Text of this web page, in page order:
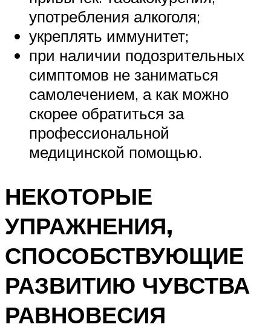
употребления алкоголя;
укреплять иммунитет;
при наличии подозрительных
симптомов не заниматься
самолечением, а как можно
скорее обратиться за
профессиональной
медицинской помощью.
НЕКОТОРЫЕ
УПРАЖНЕНИЯ,
СПОСОБСТВУЮЩИЕ
РАЗВИТИЮ ЧУВСТВА
РАВНОВЕСИЯ